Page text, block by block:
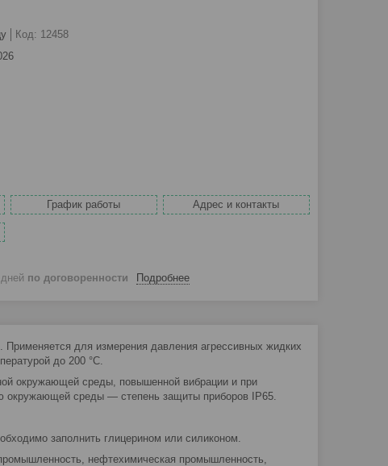
Код: 12458
График работы Адрес и контакты
по договоренности Подробнее
для измерения давления агрессивных жидких
до 200 °C.
окружающей среды, повышенной вибрации и при
окружающей среды — степень защиты приборов IP65.
заполнить глицерином или силиконом.
нефтехимическая промышленность,